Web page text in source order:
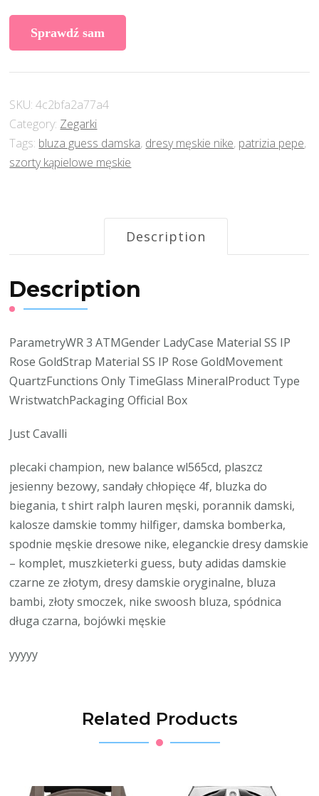
Sprawdź sam
SKU:4c2bfa2a77a4
Category: Zegarki
Tags: bluza guess damska, dresy męskie nike, patrizia pepe,
szorty kąpielowe męskie
Description
Description
ParametryWR 3 ATMGender LadyCase Material SS IP
Rose GoldStrap Material SS IP Rose GoldMovement
QuartzFunctions Only TimeGlass MineralProduct Type
WristwatchPackaging Official Box
Just Cavalli
plecaki champion, new balance wl565cd, plaszcz
jesienny bezowy, sandały chłopięce 4f, bluzka do
biegania, t shirt ralph lauren męski, porannik damski,
kalosze damskie tommy hilfiger, damska bomberka,
spodnie męskie dresowe nike, eleganckie dresy damskie
– komplet, muszkieterki guess, buty adidas damskie
czarne ze złotym, dresy damskie oryginalne, bluza
bambi, złoty smoczek, nike swoosh bluza, spódnica
długa czarna, bojówki męskie
yyyyy
Related Products